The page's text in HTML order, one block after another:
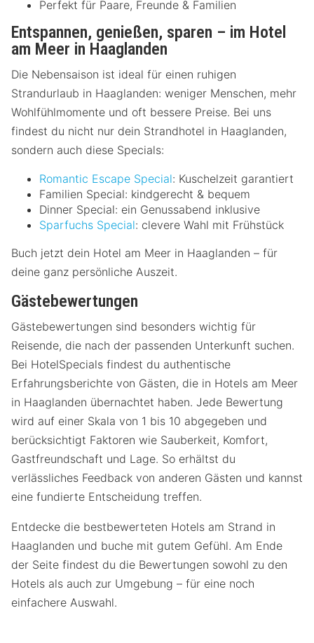
Perfekt für Paare, Freunde & Familien
Entspannen, genießen, sparen – im Hotel
am Meer in Haaglanden
Die Nebensaison ist ideal für einen ruhigen
Strandurlaub in Haaglanden: weniger Menschen, mehr
Wohlfühlmomente und oft bessere Preise. Bei uns
findest du nicht nur dein Strandhotel in Haaglanden,
sondern auch diese Specials:
Romantic Escape Special: Kuschelzeit garantiert
Familien Special: kindgerecht & bequem
Dinner Special: ein Genussabend inklusive
Sparfuchs Special: clevere Wahl mit Frühstück
Buch jetzt dein Hotel am Meer in Haaglanden – für
deine ganz persönliche Auszeit.
Gästebewertungen
Gästebewertungen sind besonders wichtig für
Reisende, die nach der passenden Unterkunft suchen.
Bei HotelSpecials findest du authentische
Erfahrungsberichte von Gästen, die in Hotels am Meer
in Haaglanden übernachtet haben. Jede Bewertung
wird auf einer Skala von 1 bis 10 abgegeben und
berücksichtigt Faktoren wie Sauberkeit, Komfort,
Gastfreundschaft und Lage. So erhältst du
verlässliches Feedback von anderen Gästen und kannst
eine fundierte Entscheidung treffen.
Entdecke die bestbewerteten Hotels am Strand in
Haaglanden und buche mit gutem Gefühl. Am Ende
der Seite findest du die Bewertungen sowohl zu den
Hotels als auch zur Umgebung – für eine noch
einfachere Auswahl.